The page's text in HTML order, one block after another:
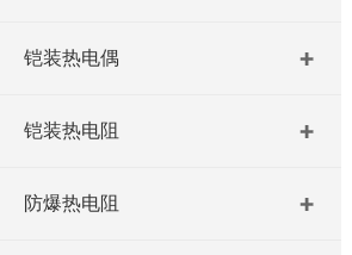
铠装热电偶
铠装热电阻
防爆热电阻